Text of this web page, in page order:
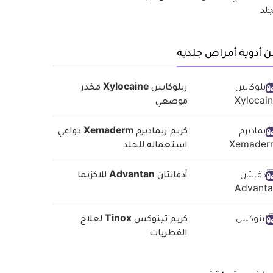
أدوية أمراض جلدية
زيلوكايين Xylocaine مخدر
موضعي
كريم زيماديرم Xemaderm دواعي
استعماله للجلد
أدفانتان Advantan للاكزيما
كريم تينوكس Tinox لعلاج
الفطريات